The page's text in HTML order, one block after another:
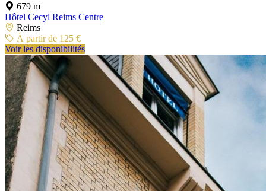
679 m
Hôtel Cecyl Reims Centre
Reims
À partir de 125 €
Voir les disponibilités